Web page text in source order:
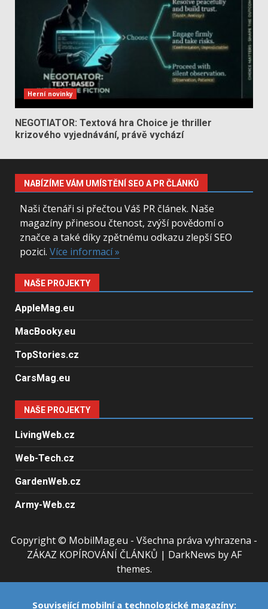
Herní novinky
NEGOTIATOR: Textová hra Choice je thriller
krizového vyjednávání, právě vychází
NABÍZÍME VÁM UMÍSTĚNÍ SEO A PR ČLÁNKŮ
Naši čtenáři si přečtou Váš PR článek. Naše
magazíny přinesou čtenost, zvýší povědomí o
značce a také díky zpětnému odkazu zlepší SEO
pozici. Více informací »
NAŠE PROJEKTY
AppleMag.eu
MacBooky.eu
TopStories.cz
CarsMag.eu
NAŠE PROJEKTY
LivingWeb.cz
Web-Tech.cz
GardenWeb.cz
Army-Web.cz
Copyright © MobilMag.eu - Všechna práva vyhrazena -
ZÁKAZ KOPÍROVÁNÍ ČLÁNKŮ | DarkNews by AF
themes.
Související mobilní a technologické magazíny: